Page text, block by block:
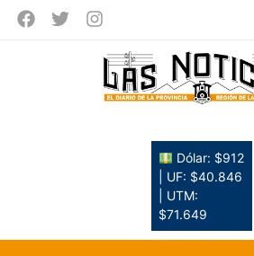
Dólar: $912
| UF: $40.846
| UTM:
$71.649